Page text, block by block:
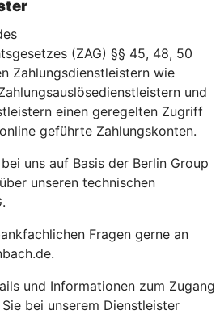
(ZAG) §§ 45, 48, 50
Zahlungsdienstleistern wie
und
einen geregelten Zugriff
geführte Zahlungskonten.
uns auf Basis der Berlin Group
unseren technischen
Fragen gerne an
und Informationen zum Zugang
bei unserem Dienstleister